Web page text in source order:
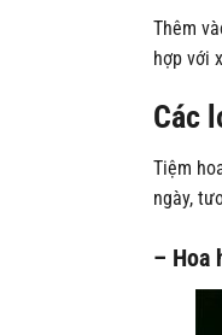
Thêm
hợp với
Các
Tiệm
ngày,
– Hoa